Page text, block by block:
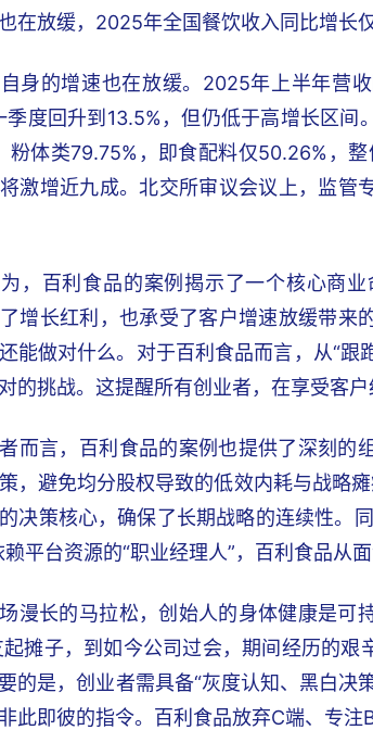
在放缓，2025年全国餐饮收入同比增长仅
身的增速也在放缓。2025年上半年营
度回升到13.5%，但仍低于高增长区间
粉体类79.75%，即食配料仅50.26%，
激增近九成。北交所审议会议上，监
，百利食品的案例揭示了一个核心商
增长红利，也承受了客户增速放缓带
能做对什么。对于百利食品而言，从“跟
的挑战。这提醒所有创业者，在享受客
而言，百利食品的案例也提供了深刻的
，避免均分股权导致的低效内耗与战略
决策核心，确保了长期战略的连续性。
平台资源的“职业经理人”，百利食品从
漫长的马拉松，创始人的身体健康是可
摊子，到如今公司过会，期间经历的
的是，创业者需具备“灰度认知、黑白
此即彼的指令。百利食品放弃C端、专注